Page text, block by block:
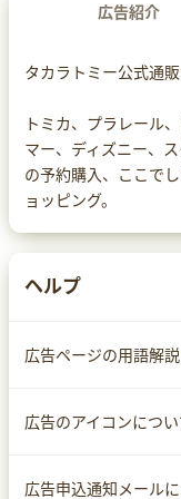
広告紹介
タカラトミー公式通
トミカ、プラレール
マー、ディズニー、
の予約購入、ここで
ョッピング。
ヘルプ
広告ページの用語解説
広告のアイコンにつ
広告申込通知メール